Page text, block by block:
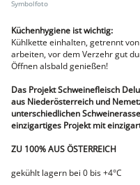
DELUXE SCHWEIN
STEAKS
DELUXE Rind
Nemetz-Menü
Wurstwaren
Putenwurst
Aufschnittwurst
Leberkäse
Küchenhygiene ist wichtig:
Kühlkette einhalten, getrennt
arbeiten, vor dem Verzehr gut
Öffnen alsbald genießen!
Das Projekt Schweinefleisch
aus Niederösterreich und
unterschiedlichen
einzigartiges Projekt mit
ZU 100% AUS ÖSTERREICH
gekühlt lagern bei 0 bis +4°C